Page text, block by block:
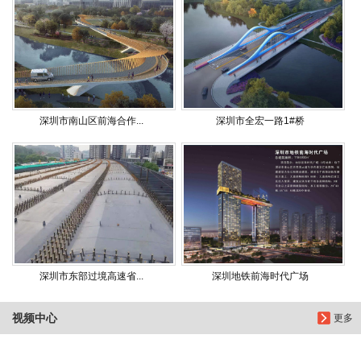
深圳市南山区前海合作... 深圳市全宏一路1#桥
深圳市东部过境高速省... 深圳地铁前海时代广场
更多
视频中心